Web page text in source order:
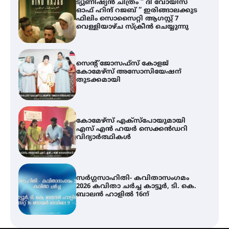
ട്യുണീഷ്യൻ ചിത്രം ” ദി വോയിസ്
ഓഫ് ഹിന്ദ് റജബ് ” ഇരിങ്ങാലക്കുട
ഫിലിം സൊസൈറ്റി ആഗസ്റ്റ് 7
വെള്ളിയാഴ്ച സ്‌ക്രീൻ ചെയ്യുന്നു
സെന്റ് ജോസഫ്സ് കോളജ്
കോമേഴ്‌സ് അസോസിയേഷന്
തുടക്കമായി
കോമേഴ്സ് എക്സ്പോയുമായി
എസ് എൻ ഹയർ സെക്കൻഡറി
വിദ്യാർത്ഥികൾ
സർഗ്ഗസാഹിതി- കവിതാസംഗമം
2026 കവിതാ ചർച്ച കാട്ടൂർ, ടി. കെ.
ബാലൻ ഹാളിൽ 16ന്